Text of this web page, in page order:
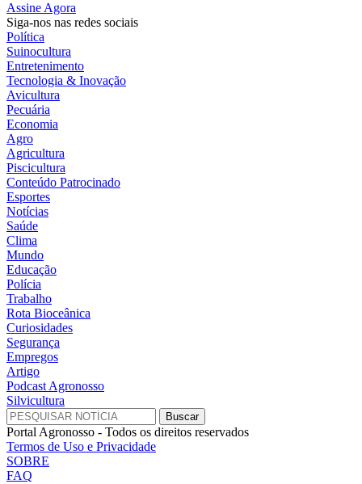
Assine Agora
Siga-nos nas redes sociais
Política
Suinocultura
Entretenimento
Tecnologia & Inovação
Avicultura
Pecuária
Economia
Agro
Agricultura
Piscicultura
Conteúdo Patrocinado
Esportes
Notícias
Saúde
Clima
Mundo
Educação
Polícia
Trabalho
Rota Bioceânica
Curiosidades
Segurança
Empregos
Artigo
Podcast Agronosso
Silvicultura
Portal Agronosso - Todos os direitos reservados
Termos de Uso e Privacidade
SOBRE
FAQ